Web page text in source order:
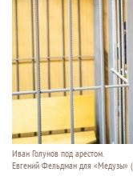
Иван Голунов под арестом.
Евгений Фельдман для «Медузы»